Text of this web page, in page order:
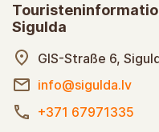
Sigulda
GIS-Straße 6,
info@sigulda.lv
+371 67971335